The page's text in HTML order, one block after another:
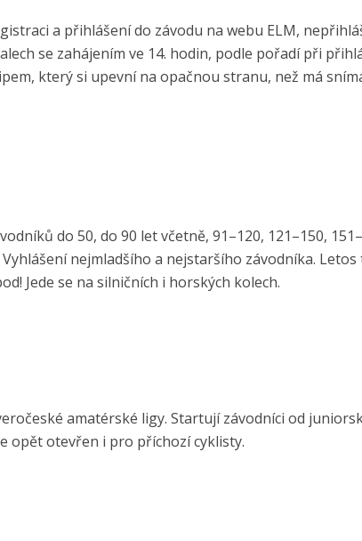
a přihlášení do závodu na webu ELM,
se zahájením ve 14. hodin, podle pořadí při
který si upevní na opačnou stranu, než má
do 50, do 90 let včetně, 91–120, 121–150,
nejmladšího a nejstaršího závodníka. Letos
Jede se na silničních i horských kolech.
amatérské ligy. Startují závodníci od
opět otevřen i pro příchozí cyklisty.